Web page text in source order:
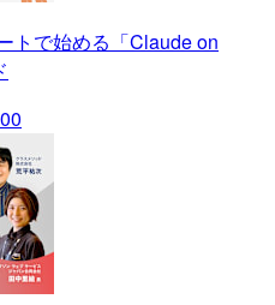
トで始める「Claude on